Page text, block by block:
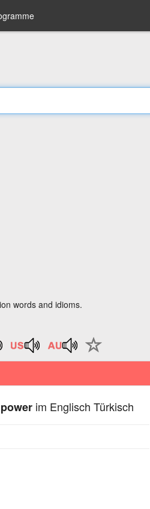
words and idioms.
im Englisch Türkisch